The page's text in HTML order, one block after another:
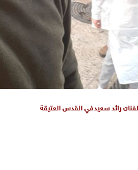
رائد سعيدفي القدس العتيقة